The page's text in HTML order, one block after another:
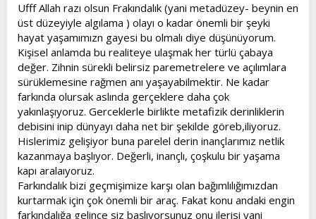
Ufff Allah razı olsun Frakındalık (yani metadüzey- beynin en
üst düzeyiyle algılama ) olayı o kadar önemli bir şeyki
hayat yaşamımızn gayesi bu olmalı diye düşünüyorum.
Kişisel anlamda bu realiteye ulaşmak her türlü çabaya
değer. Zihnin sürekli belirsiz paremetrelere ve açılımlara
sürüklemesine rağmen anı yaşayabilmektir. Ne kadar
farkında olursak aslında gerçeklere daha çok
yakınlaşıyoruz. Gerceklerle birlikte metafizik derinliklerin
debisini inip dünyayı daha net bir şekilde göreb,iliyoruz.
Hislerimiz gelişiyor buna parelel derin inançlarımız netlik
kazanmaya başlıyor. Değerli, inançlı, çoşkulu bir yaşama
kapı aralaıyoruz.
Farkındalık bizi geçmişimize karşı olan bağımlılığımızdan
kurtarmak için çok önemli bir araç. Fakat konu andaki engin
farkındalığa gelince siz başlıyorsunuz onu ilerisi yani